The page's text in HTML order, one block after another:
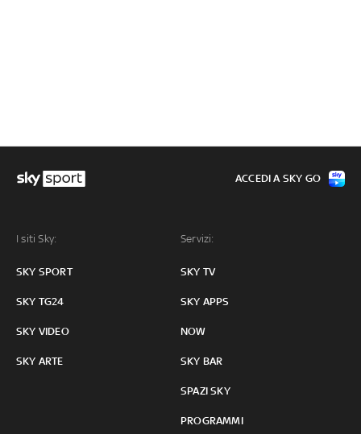
I siti Sky:
SKY SPORT
SKY TG24
SKY VIDEO
SKY ARTE
Servizi:
SKY TV
SKY APPS
NOW
SKY BAR
SPAZI SKY
PROGRAMMI
ACCEDI A SKY GO